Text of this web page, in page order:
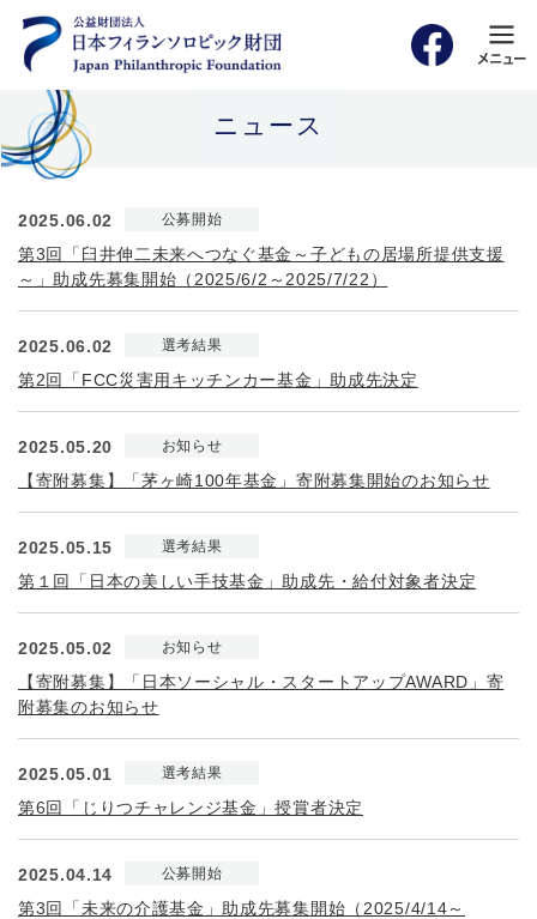
ニュース
2025.06.02 公募開始
第3回「臼井伸二未来へつなぐ基金～子どもの居場所提供支援
～」助成先募集開始（2025/6/2～2025/7/22）
2025.06.02 選考結果
第2回「FCC災害用キッチンカー基金」助成先決定
2025.05.20 お知らせ
【寄附募集】「茅ヶ崎100年基金」寄附募集開始のお知らせ
2025.05.15 選考結果
第１回「日本の美しい手技基金」助成先・給付対象者決定
2025.05.02 お知らせ
【寄附募集】「日本ソーシャル・スタートアップAWARD」寄
附募集のお知らせ
2025.05.01 選考結果
第6回「じりつチャレンジ基金」授賞者決定
2025.04.14 公募開始
第3回「未来の介護基金」助成先募集開始（2025/4/14～